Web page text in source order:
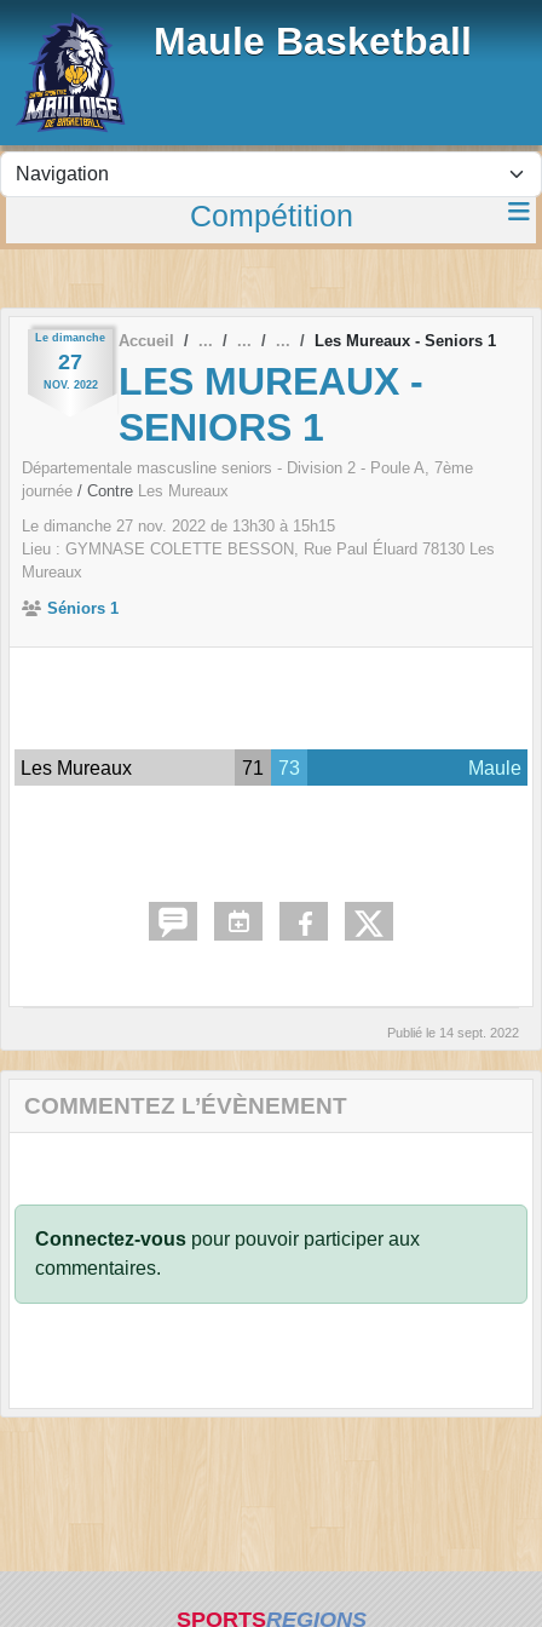
Maule Basketball
Compétition
Le dimanche
27
NOV. 2022
Accueil Les Mureaux - Seniors 1
LES MUREAUX -
SENIORS 1
Départementale mascusline seniors - Division 2 - Poule A, 7ème
journée / Contre Les Mureaux
Le dimanche 27 nov. 2022 de 13h30 à 15h15
Lieu : GYMNASE COLETTE BESSON, Rue Paul Éluard 78130 Les
Mureaux
Séniors 1
Les Mureaux 71 73 Maule
Publié le 14 sept. 2022
COMMENTEZ L’ÉVÈNEMENT
Connectez-vous pour pouvoir participer aux
commentaires.
SPORTSREGIONS
Panneau de gestion des cookies